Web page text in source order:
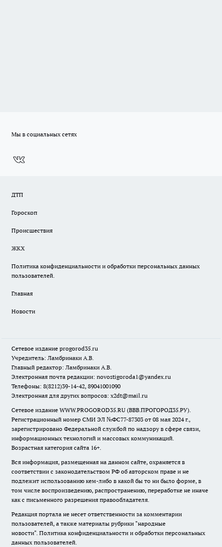
Мы в социальных сетях
ДТП
Гороскоп
Происшествия
ЖКХ
Политика конфиденциальности и обработки персональных данных
пользователей.
Главная
Новости
Сетевое издание progorod35.ru
Учредитель: Ламбринаки А.В.
Главный редактор: Ламбринаки А.В.
Электронная почта редакции: novostigoroda1@yandex.ru
Телефоны: 8(8212)39-14-42, 89041001090
Электронная для других вопросов: x2dt@mail.ru
Сетевое издание WWW.PROGOROD35.RU (ВВВ.ПРОГОРОД35.РУ).
Регистрационный номер СМИ ЭЛ №ФС77-87303 от 08 мая 2024 г.,
зарегистрировано Федеральной службой по надзору в сфере связи,
информационных технологий и массовых коммуникаций.
Возрастная категория сайта 16+.
Вся информация, размещенная на данном сайте, охраняется в
соответствии с законодательством РФ об авторском праве и не
подлежит использованию кем-либо в какой бы то ни было форме, в
том числе воспроизведению, распространению, переработке не иначе
как с письменного разрешения правообладателя.
Редакция портала не несет ответственности за комментарии
пользователей, а также материалы рубрики "народные
новости". Политика конфиденциальности и обработки персональных
данных пользователей.